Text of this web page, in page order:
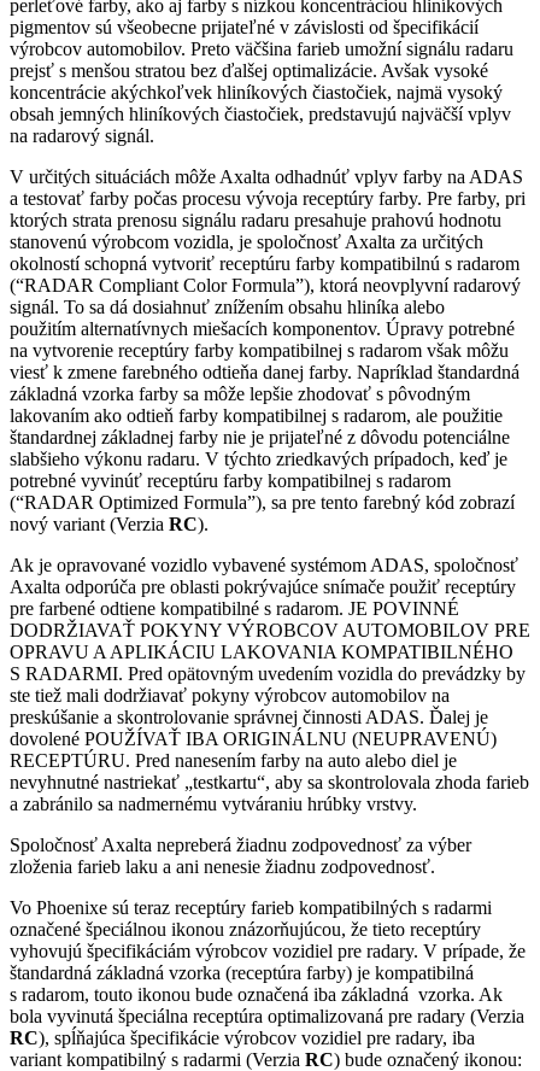
perleťové farby, ako aj farby s nízkou koncentráciou hliníkových
pigmentov sú všeobecne prijateľné v závislosti od špecifikácií
výrobcov automobilov. Preto väčšina farieb umožní signálu radaru
prejsť s menšou stratou bez ďalšej optimalizácie. Avšak vysoké
koncentrácie akýchkoľvek hliníkových čiastočiek, najmä vysoký
obsah jemných hliníkových čiastočiek, predstavujú najväčší vplyv
na radarový signál.
V určitých situáciách môže Axalta odhadnúť vplyv farby na ADAS
a testovať farby počas procesu vývoja receptúry farby. Pre farby, pri
ktorých strata prenosu signálu radaru presahuje prahovú hodnotu
stanovenú výrobcom vozidla, je spoločnosť Axalta za určitých
okolností schopná vytvoriť receptúru farby kompatibilnú s radarom
(“RADAR Compliant Color Formula”), ktorá neovplyvní radarový
signál. To sa dá dosiahnuť znížením obsahu hliníka alebo
použitím alternatívnych miešacích komponentov. Úpravy potrebné
na vytvorenie receptúry farby kompatibilnej s radarom však môžu
viesť k zmene farebného odtieňa danej farby. Napríklad štandardná
základná vzorka farby sa môže lepšie zhodovať s pôvodným
lakovaním ako odtieň farby kompatibilnej s radarom, ale použitie
štandardnej základnej farby nie je prijateľné z dôvodu potenciálne
slabšieho výkonu radaru. V týchto zriedkavých prípadoch, keď je
potrebné vyvinúť receptúru farby kompatibilnej s radarom
(“RADAR Optimized Formula”), sa pre tento farebný kód zobrazí
nový variant (Verzia RC).
Ak je opravované vozidlo vybavené systémom ADAS, spoločnosť
Axalta odporúča pre oblasti pokrývajúce snímače použiť receptúry
pre farbené odtiene kompatibilné s radarom. JE POVINNÉ
DODRŽIAVAŤ POKYNY VÝROBCOV AUTOMOBILOV PRE
OPRAVU A APLIKÁCIU LAKOVANIA KOMPATIBILNÉHO
S RADARMI. Pred opätovným uvedením vozidla do prevádzky by
ste tiež mali dodržiavať pokyny výrobcov automobilov na
preskúšanie a skontrolovanie správnej činnosti ADAS. Ďalej je
dovolené POUŽÍVAŤ IBA ORIGINÁLNU (NEUPRAVENÚ)
RECEPTÚRU. Pred nanesením farby na auto alebo diel je
nevyhnutné nastriekať „testkartu“, aby sa skontrolovala zhoda farieb
a zabránilo sa nadmernému vytváraniu hrúbky vrstvy.
Spoločnosť Axalta nepreberá žiadnu zodpovednosť za výber
zloženia farieb laku a ani nenesie žiadnu zodpovednosť.
Vo Phoenixe sú teraz receptúry farieb kompatibilných s radarmi
označené špeciálnou ikonou znázorňujúcou, že tieto receptúry
vyhovujú špecifikáciám výrobcov vozidiel pre radary. V prípade, že
štandardná základná vzorka (receptúra farby) je kompatibilná
s radarom, touto ikonou bude označená iba základná vzorka. Ak
bola vyvinutá špeciálna receptúra optimalizovaná pre radary (Verzia
RC), spĺňajúca špecifikácie výrobcov vozidiel pre radary, iba
variant kompatibilný s radarmi (Verzia RC) bude označený ikonou: